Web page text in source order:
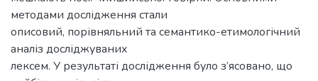
методами дослідження стали
описовий, порівняльний та семантико-етимологічний
аналіз досліджуваних
лексем. У результаті дослідження було з’ясовано, що